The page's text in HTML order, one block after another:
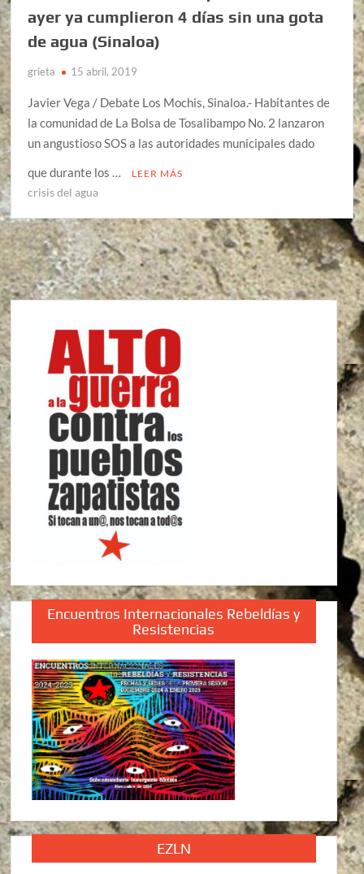
ayer ya cumplieron 4 días sin una gota
de agua (Sinaloa)
grieta 15 abril, 2019
Javier Vega / Debate Los Mochis, Sinaloa.- Habitantes de
la comunidad de La Bolsa de Tosalibampo No. 2 lanzaron
un angustioso SOS a las autoridades municipales dado
que durante los …
LEER MÁS
crisis del agua
Encuentros Internacionales Rebeldías y
Resistencias
EZLN